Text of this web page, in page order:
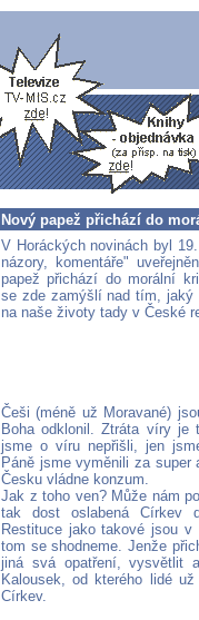
Nový papež přichází do
V Horáckých novinách byl
názory, komentáře"
papež přichází do morální
se zde zamýšlí nad tím, jaký
na naše životy tady v České
Češi (méně už Moravané)
Boha odklonil. Ztráta víry je
jsme o víru nepřišli, jen
Páně jsme vyměnili za
Česku vládne konzum.
Jak z toho ven? Může nám
tak dost oslabená Církev
Restituce jako takové jsou v
tom se shodneme. Jenže
jiná svá opatření, vysvětlit
Kalousek, od kterého lidé
Církev.